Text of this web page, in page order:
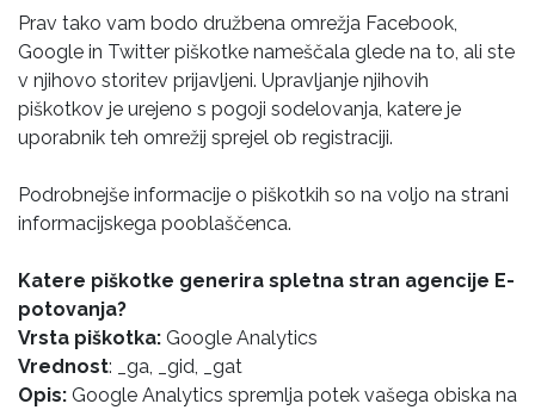
Prav tako vam bodo družbena omrežja Facebook,
Google in Twitter piškotke nameščala glede na to, ali ste
v njihovo storitev prijavljeni. Upravljanje njihovih
piškotkov je urejeno s pogoji sodelovanja, katere je
uporabnik teh omrežij sprejel ob registraciji.
Podrobnejše informacije o piškotkih so na voljo na strani
informacijskega pooblaščenca.
Katere piškotke generira spletna stran agencije E-
potovanja?
Vrsta piškotka: Google Analytics
Vrednost:
_ga, _gid, _gat
Opis: Google Analytics spremlja potek vašega obiska na